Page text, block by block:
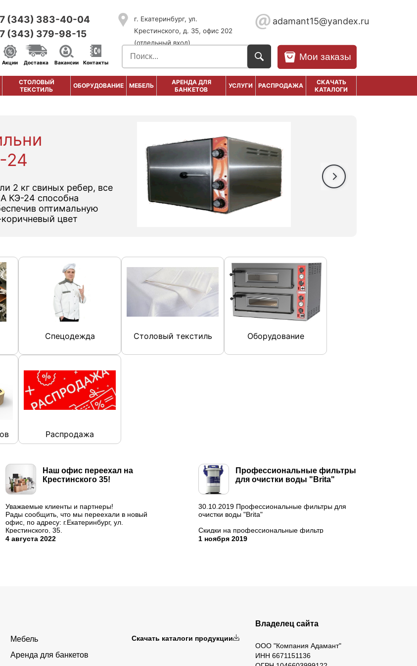
(343) 383-40-04
(343) 379-98-15
г. Екатеринбург, ул.
Крестинского, д. 35, офис 202
(отдельный вход)
adamant15@yandex.ru
Мои заказы
Акции Доставка Вакансии Контакты
СТОЛОВЫЙ
ТЕКСТИЛЬ
ОБОРУДОВАНИЕ МЕБЕЛЬ
АРЕНДА ДЛЯ
БАНКЕТОВ
УСЛУГИ РАСПРОДАЖА
СКАЧАТЬ
КАТАЛОГИ
24
2 кг свиных ребер, все
КЭ-24 способна
оптимальную
цвет
Спецодежда Столовый текстиль Оборудование
Распродажа
Наш офис переехал на
Крестинского 35!
Уважаемые клиенты и партнеры!
Рады сообщить, что мы переехали в новый
офис, по адресу: г.Екатеринбург, ул.
Крестинского, 35.
График работы остается прежним:
4 августа 2022
Профессиональные фильтры
для очистки воды "Brita"
30.10.2019 Профессиональные фильтры для
очистки воды "Brita"
Скидки на профессиональные фильтр
системы водоподготовки "Brita"!
1 ноября 2019
Мебель
Аренда для банкетов
Скачать каталоги продукции
Владелец сайта
ООО "Компания Адамант"
ИНН 6671151136